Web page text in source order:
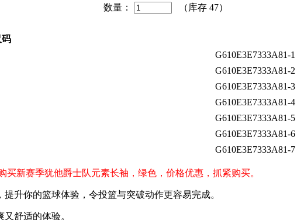
数量： （库存 47）
码
G610E3E7333A81-1
G610E3E7333A81-2
G610E3E7333A81-3
G610E3E7333A81-4
G610E3E7333A81-5
G610E3E7333A81-6
G610E3E7333A81-7
新赛季犹他爵士队元素长袖，绿色，价格优惠，抓紧购买。
升你的篮球体验，令投篮与突破动作更容易完成。
舒适的体验。